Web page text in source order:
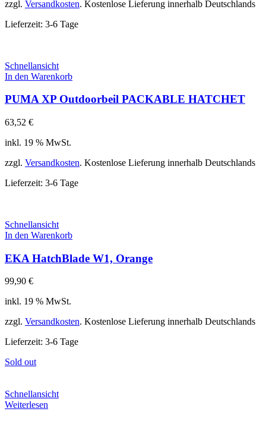
zzgl. Versandkosten. Kostenlose Lieferung innerhalb Deutschlands
Lieferzeit: 3-6 Tage
Schnellansicht
In den Warenkorb
PUMA XP Outdoorbeil PACKABLE HATCHET
63,52 €
inkl. 19 % MwSt.
zzgl. Versandkosten. Kostenlose Lieferung innerhalb Deutschlands
Lieferzeit: 3-6 Tage
Schnellansicht
In den Warenkorb
EKA HatchBlade W1, Orange
99,90 €
inkl. 19 % MwSt.
zzgl. Versandkosten. Kostenlose Lieferung innerhalb Deutschlands
Lieferzeit: 3-6 Tage
Sold out
Schnellansicht
Weiterlesen